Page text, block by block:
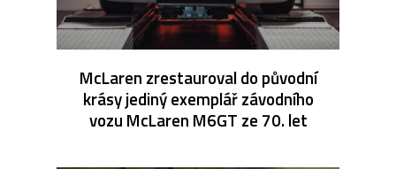
McLaren zrestauroval do původní
krásy jediný exemplář závodního
vozu McLaren M6GT ze 70. let